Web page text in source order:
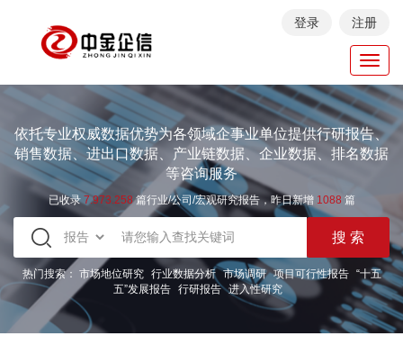
登录 注册
依托专业权威数据优势为各领域企事业单位提供行研报告、
销售数据、进出口数据、产业链数据、企业数据、排名数据
等咨询服务
已收录7.973.258篇行业/公司/宏观研究报告，昨日新增 1088 篇
热门搜索： 市场地位研究 行业数据分析 市场调研 项目可行性报告
“十五
五”发展报告 行研报告 进入性研究